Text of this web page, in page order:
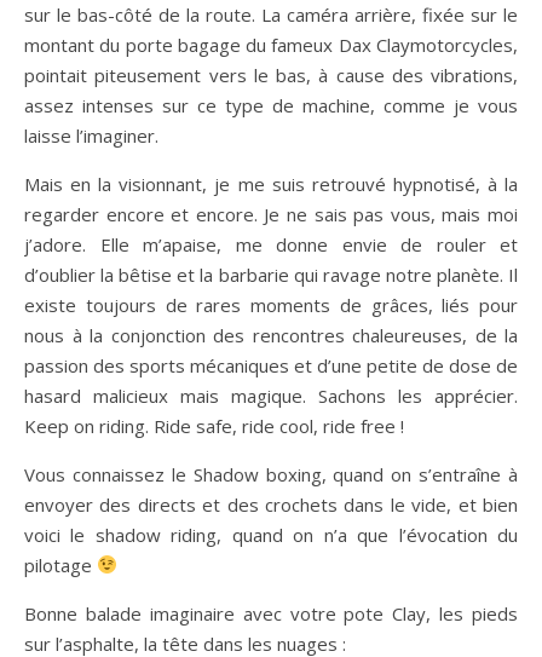
sur le bas-côté de la route. La caméra arrière, fixée sur le
montant du porte bagage du fameux Dax Claymotorcycles,
pointait piteusement vers le bas, à cause des vibrations,
assez intenses sur ce type de machine, comme je vous
laisse l’imaginer.
Mais en la visionnant, je me suis retrouvé hypnotisé, à la
regarder encore et encore. Je ne sais pas vous, mais moi
j’adore. Elle m’apaise, me donne envie de rouler et
d’oublier la bêtise et la barbarie qui ravage notre planète. Il
existe toujours de rares moments de grâces, liés pour
nous à la conjonction des rencontres chaleureuses, de la
passion des sports mécaniques et d’une petite de dose de
hasard malicieux mais magique. Sachons les apprécier.
Keep on riding. Ride safe, ride cool, ride free !
Vous connaissez le Shadow boxing, quand on s’entraîne à
envoyer des directs et des crochets dans le vide, et bien
voici le shadow riding, quand on n’a que l’évocation du
pilotage
Bonne balade imaginaire avec votre pote Clay, les pieds
sur l’asphalte, la tête dans les nuages :